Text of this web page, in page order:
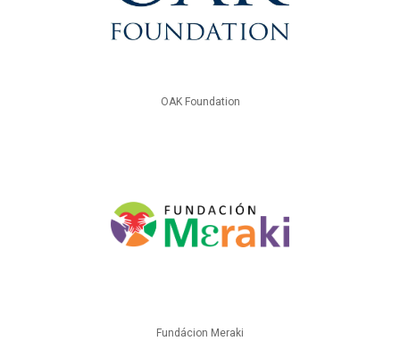
OAK Foundation
Fundácion Meraki